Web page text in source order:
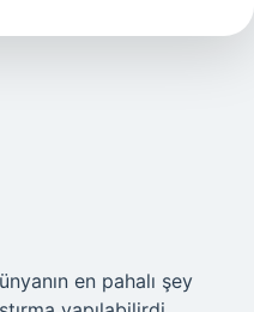
en pahalı şey